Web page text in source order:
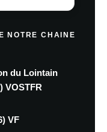
NOTRE CHAINE
du Lointain
VOSTFR
VF